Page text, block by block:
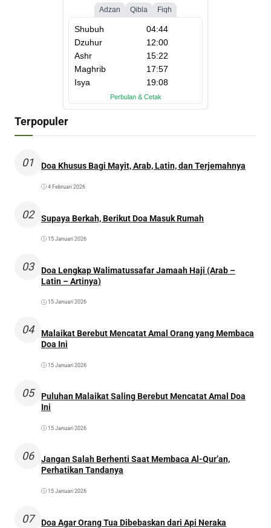
Terpopuler
01 Doa Khusus Bagi Mayit, Arab, Latin, dan Terjemahnya
4 Februari 2026
02 Supaya Berkah, Berikut Doa Masuk Rumah
15 Januari 2026
03
Doa Lengkap Walimatussafar Jamaah Haji (Arab –
Latin – Artinya)
15 Januari 2026
04
Malaikat Berebut Mencatat Amal Orang yang Membaca
Doa Ini
15 Januari 2026
05
Puluhan Malaikat Saling Berebut Mencatat Amal Doa
Ini
15 Januari 2026
06
Jangan Salah Berhenti Saat Membaca Al-Qur’an,
Perhatikan Tandanya
15 Januari 2026
07 Doa Agar Orang Tua Dibebaskan dari Api Neraka